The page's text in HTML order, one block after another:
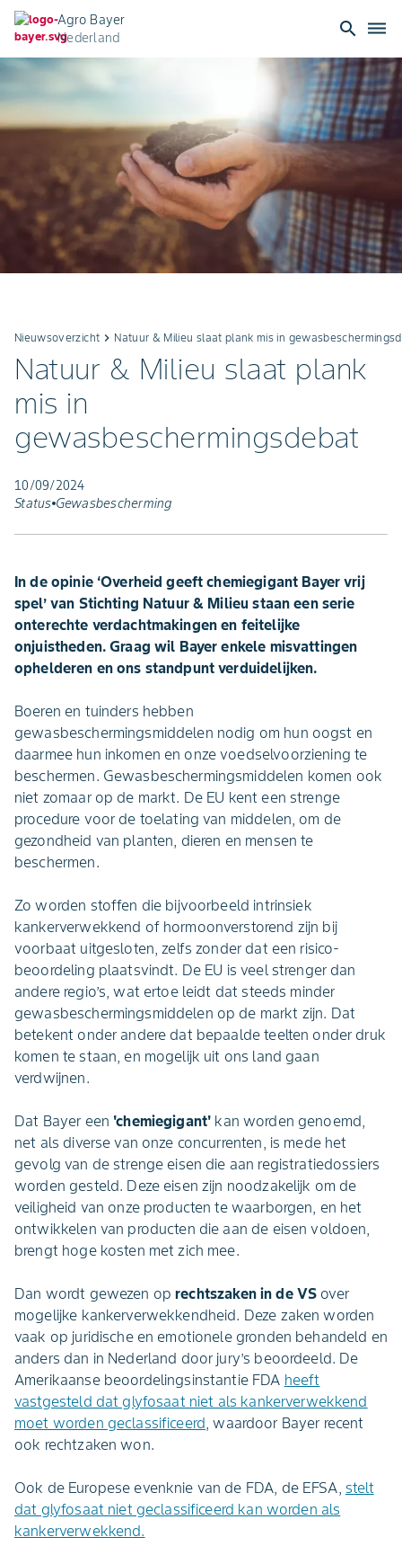
Agro Bayer
Nederland
search dehaze
Nieuwsoverzicht keyboard_arrow_right Natuur & Milieu slaat plank mis in
Natuur & Milieu slaat plank
mis in
gewasbeschermingsdebat
10/09/2024
Status Gewasbescherming
In de opinie ‘Overheid geeft chemiegigant Bayer vrij
spel’ van Stichting Natuur & Milieu staan een serie
onterechte verdachtmakingen en feitelijke
onjuistheden. Graag wil Bayer enkele misvattingen
ophelderen en ons standpunt verduidelijken.
Boeren en tuinders hebben
gewasbeschermingsmiddelen nodig om hun oogst en
daarmee hun inkomen en onze voedselvoorziening te
beschermen. Gewasbeschermingsmiddelen komen ook
niet zomaar op de markt. De EU kent een strenge
procedure voor de toelating van middelen, om de
gezondheid van planten, dieren en mensen te
beschermen.
Zo worden stoffen die bijvoorbeeld intrinsiek
kankerverwekkend of hormoonverstorend zijn bij
voorbaat uitgesloten, zelfs zonder dat een risico-
beoordeling plaatsvindt. De EU is veel strenger dan
andere regio’s, wat ertoe leidt dat steeds minder
gewasbeschermingsmiddelen op de markt zijn. Dat
betekent onder andere dat bepaalde teelten onder druk
komen te staan, en mogelijk uit ons land gaan
verdwijnen.
Dat Bayer een 'chemiegigant' kan worden genoemd,
net als diverse van onze concurrenten, is mede het
gevolg van de strenge eisen die aan registratiedossiers
worden gesteld. Deze eisen zijn noodzakelijk om de
veiligheid van onze producten te waarborgen, en het
ontwikkelen van producten die aan de eisen voldoen,
brengt hoge kosten met zich mee.
Dan wordt gewezen oprechtszaken in de VS over
mogelijke kankerverwekkendheid. Deze zaken worden
vaak op juridische en emotionele gronden behandeld en
anders dan in Nederland door jury’s beoordeeld. De
Amerikaanse beoordelingsinstantie FDA heeft
vastgesteld dat glyfosaat niet als kankerverwekkend
moet worden geclassificeerd, waardoor Bayer recent
ook rechtzaken won.
Ook de Europese evenknie van de FDA, de EFSA, stelt
dat glyfosaat niet geclassificeerd kan worden als
kankerverwekkend.